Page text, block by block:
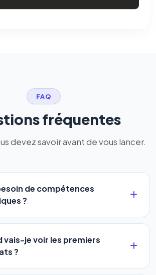
FAQ
fréquentes
devez savoir avant de vous lancer.
de compétences
?
Notre logiciel a été conçu pour
àtous les profils: artisans,
auto-entrepreneurs, PME ou
vais-je voir les premiers
?